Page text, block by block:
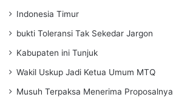
Indonesia Timur
bukti Toleransi Tak Sekedar Jargon
Kabupaten ini Tunjuk
Wakil Uskup Jadi Ketua Umum MTQ
Musuh Terpaksa Menerima Proposalnya